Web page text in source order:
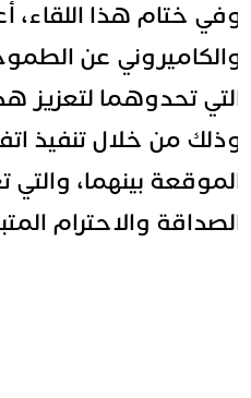
ختام هذا اللقاء،
عن الطموح
تحدوهما لتعزيز
من خلال تنفيذ
بينهما،
والاحترام